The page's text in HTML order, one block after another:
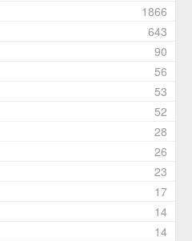
1866
643
90
56
53
52
28
26
23
17
14
14